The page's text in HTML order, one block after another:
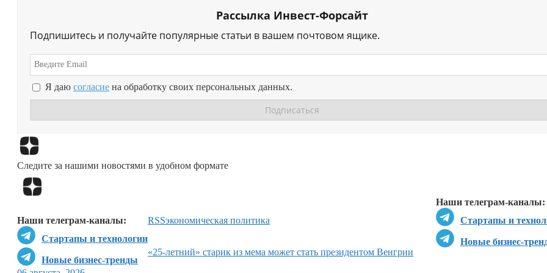
Рассылка Инвест-Форсайт
Подпишитесь и получайте популярные статьи в вашем почтовом ящике.
Я даю согласие на обработку своих персональных данных.
Следите за нашими новостями в удобном формате
Наши телеграм-каналы:
Стартапы и
Новые бизнес-
Наши телеграм-каналы:
Стартапы и технологии
Новые бизнес-тренды
RSSэкономическая политика
«25-летний» старик из мема может стать президентом Венгрии